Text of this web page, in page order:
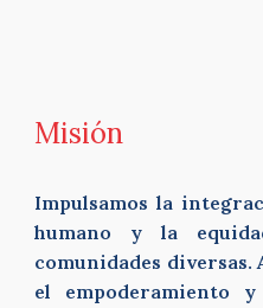
Misión
Impulsamos la
humano y la
comunidades diversas.
el empoderamiento